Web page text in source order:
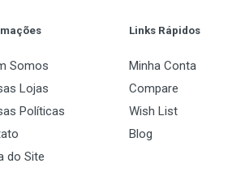
Transport (2000 MT/s)
6100
Email Address
Somos
Lojas
Políticas
do Site
Links Rápidos
Minha Conta
Compare
Wish List
Blog